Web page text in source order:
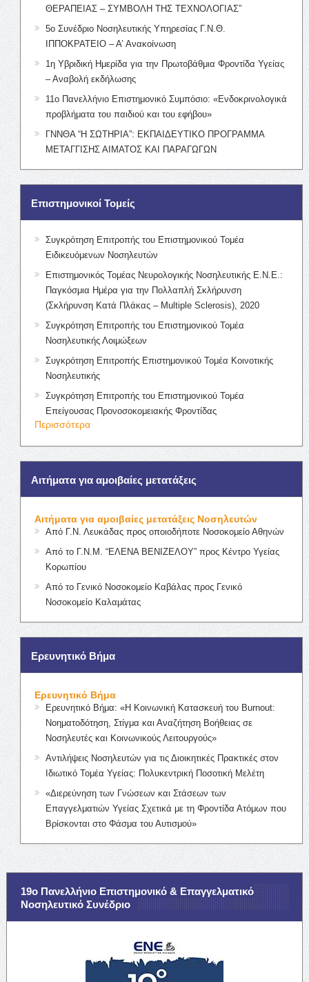
ΘΕΡΑΠΕΙΑΣ – ΣΥΜΒΟΛΗ ΤΗΣ ΤΕΧΝΟΛΟΓΙΑΣ”
5ο Συνέδριο Νοσηλευτικής Υπηρεσίας Γ.Ν.Θ.
ΙΠΠΟΚΡΑΤΕΙΟ – Α’ Ανακοίνωση
1η Υβριδική Ημερίδα για την Πρωτοβάθμια Φροντίδα Υγείας
– Αναβολή εκδήλωσης
11ο Πανελλήνιο Επιστημονικό Συμπόσιο: «Ενδοκρινολογικά
προβλήματα του παιδιού και του εφήβου»
ΓΝΝΘΑ “Η ΣΩΤΗΡΙΑ”: ΕΚΠΑΙΔΕΥΤΙΚΟ ΠΡΟΓΡΑΜΜΑ
ΜΕΤΑΓΓΙΣΗΣ ΑΙΜΑΤΟΣ ΚΑΙ ΠΑΡΑΓΩΓΩΝ
Επιστημονικοί Τομείς
Συγκρότηση Επιτροπής του Επιστημονικού Τομέα
Ειδικευόμενων Νοσηλευτών
Επιστημονικός Τομέας Νευρολογικής Νοσηλευτικής Ε.Ν.Ε.:
Παγκόσμια Ημέρα για την Πολλαπλή Σκλήρυνση
(Σκλήρυνση Κατά Πλάκας – Multiple Sclerosis), 2020
Συγκρότηση Επιτροπής του Επιστημονικού Τομέα
Νοσηλευτικής Λοιμώξεων
Συγκρότηση Επιτροπής Επιστημονικού Τομέα Κοινοτικής
Νοσηλευτικής
Συγκρότηση Επιτροπής του Επιστημονικού Τομέα
Επείγουσας Προνοσοκομειακής Φροντίδας
Περισσότερα
Αιτήματα για αμοιβαίες μετατάξεις
Αιτήματα για αμοιβαίες μετατάξεις Νοσηλευτών
Από Γ.Ν. Λευκάδας προς οποιοδήποτε Νοσοκομείο Αθηνών
Από το Γ.Ν.Μ. “ΕΛΕΝΑ ΒΕΝΙΖΕΛΟΥ” προς Κέντρο Υγείας
Κορωπίου
Από το Γενικό Νοσοκομείο Καβάλας προς Γενικό
Νοσοκομείο Καλαμάτας
Ερευνητικό Βήμα
Ερευνητικό Βήμα
Ερευνητικό Βήμα: «Η Κοινωνική Κατασκευή του Burnout:
Νοηματοδότηση, Στίγμα και Αναζήτηση Βοήθειας σε
Νοσηλευτές και Κοινωνικούς Λειτουργούς»
Αντιλήψεις Νοσηλευτών για τις Διοικητικές Πρακτικές στον
Ιδιωτικό Τομέα Υγείας: Πολυκεντρική Ποσοτική Μελέτη
«Διερεύνηση των Γνώσεων και Στάσεων των
Επαγγελματιών Υγείας Σχετικά με τη Φροντίδα Ατόμων που
Βρίσκονται στο Φάσμα του Αυτισμού»
19ο Πανελλήνιο Επιστημονικό & Επαγγελματικό
Νοσηλευτικό Συνέδριο